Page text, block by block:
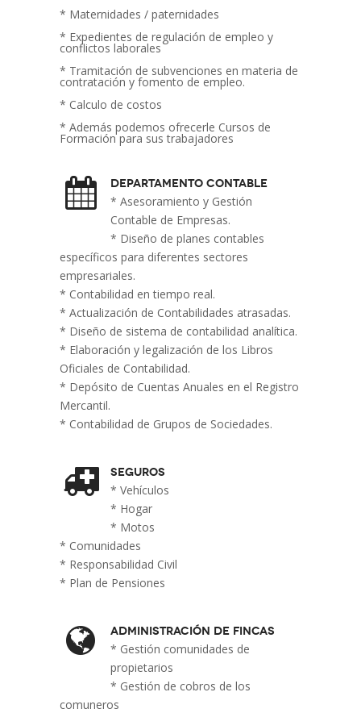
* Maternidades / paternidades
* Expedientes de regulación de empleo y
conflictos laborales
* Tramitación de subvenciones en materia de
contratación y fomento de empleo.
* Calculo de costos
* Además podemos ofrecerle Cursos de
Formación para sus trabajadores
Departamento Contable
* Asesoramiento y Gestión
Contable de Empresas.
* Diseño de planes contables
específicos para diferentes sectores
empresariales.
* Contabilidad en tiempo real.
* Actualización de Contabilidades atrasadas.
* Diseño de sistema de contabilidad analítica.
* Elaboración y legalización de los Libros
Oficiales de Contabilidad.
* Depósito de Cuentas Anuales en el Registro
Mercantil.
* Contabilidad de Grupos de Sociedades.
Seguros
* Vehículos
* Hogar
* Motos
* Comunidades
* Responsabilidad Civil
* Plan de Pensiones
Administración de fincas
* Gestión comunidades de
propietarios
* Gestión de cobros de los
comuneros